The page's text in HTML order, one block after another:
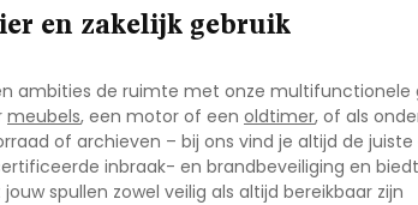
en zakelijk gebruik
ambities de ruimte met onze multifunctionele
meubels, een motor of een oldtimer, of als
of archieven – bij ons vind je altijd de
inbraak- en brandbeveiliging en
spullen zowel veilig als altijd bereikbaar zijn